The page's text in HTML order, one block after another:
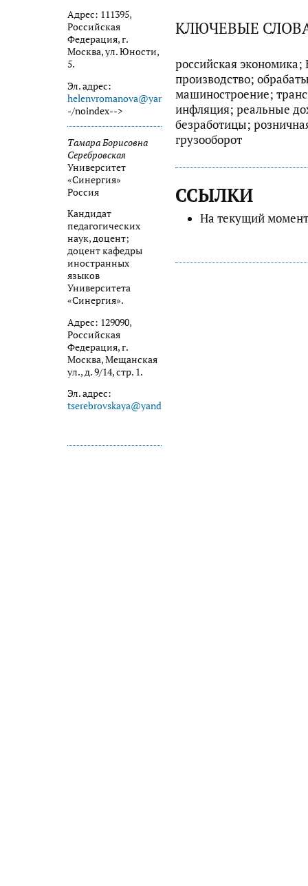
Адрес: 111395,
Российская
Федерация, г.
Москва, ул. Юности,
5.
Эл. адрес:
helenvromanova@yandexu.ru!-
-/noindex-->
Тамара Борисовна
Серебровская
Университет
«Синергия»
Россия
Кандидат
педагогических
наук, доцент;
доцент кафедры
иностранных
языков
Университета
«Синергия».
Адрес: 129090,
Российская
Федерация, г.
Москва, Мещанская
ул., д. 9/14, стр. 1.
Эл. адрес:
tserebrovskaya@yandex.ru
КЛЮЧЕВЫЕ
российская
производство;
машиностроение;
инфляция; реальные
безработицы;
грузооборот
ССЫЛКИ
На текущий